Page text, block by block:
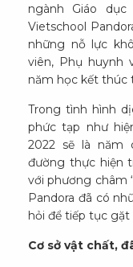
ngành Giáo
Vietschool
những nỗ lực
viên, Phụ huynh
năm học kết thúc
Trong tình hình
phức tạp như
2022 sẽ là năm
đường thực hiện
với phương châm
Pandora đã có
hỏi để tiếp tục gặt
Cơ sở vật chất,